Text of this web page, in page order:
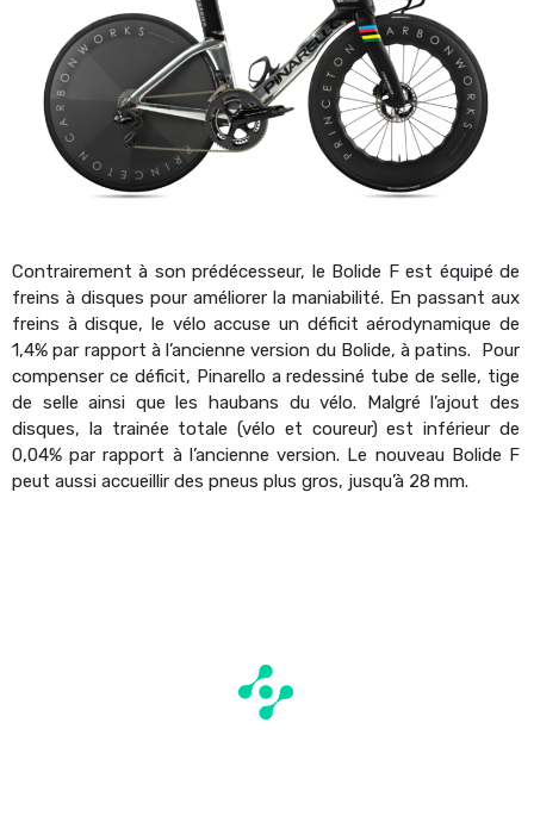
Contrairement à son prédécesseur, le Bolide F est équipé de
freins à disques pour améliorer la maniabilité. En passant aux
freins à disque, le vélo accuse un déficit aérodynamique de
1,4% par rapport à l’ancienne version du Bolide, à patins. Pour
compenser ce déficit, Pinarello a redessiné tube de selle, tige
de selle ainsi que les haubans du vélo. Malgré l’ajout des
disques, la trainée totale (vélo et coureur) est inférieur de
0,04% par rapport à l’ancienne version. Le nouveau Bolide F
peut aussi accueillir des pneus plus gros, jusqu’à 28 mm.